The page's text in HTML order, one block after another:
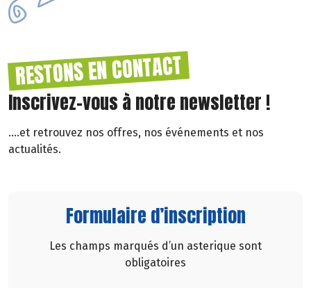
RESTONS EN CONTACT
Inscrivez-vous à notre newsletter !
....et retrouvez nos offres, nos événements et nos
actualités.
Formulaire d’inscription
Les champs marqués d’un asterique sont
obligatoires